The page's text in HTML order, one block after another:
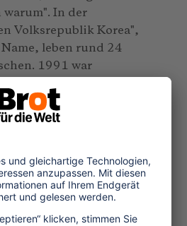
warum". In der
Volksrepublik Korea",
leben rund 24
1991 war
Rangliste der
2003 weltweit